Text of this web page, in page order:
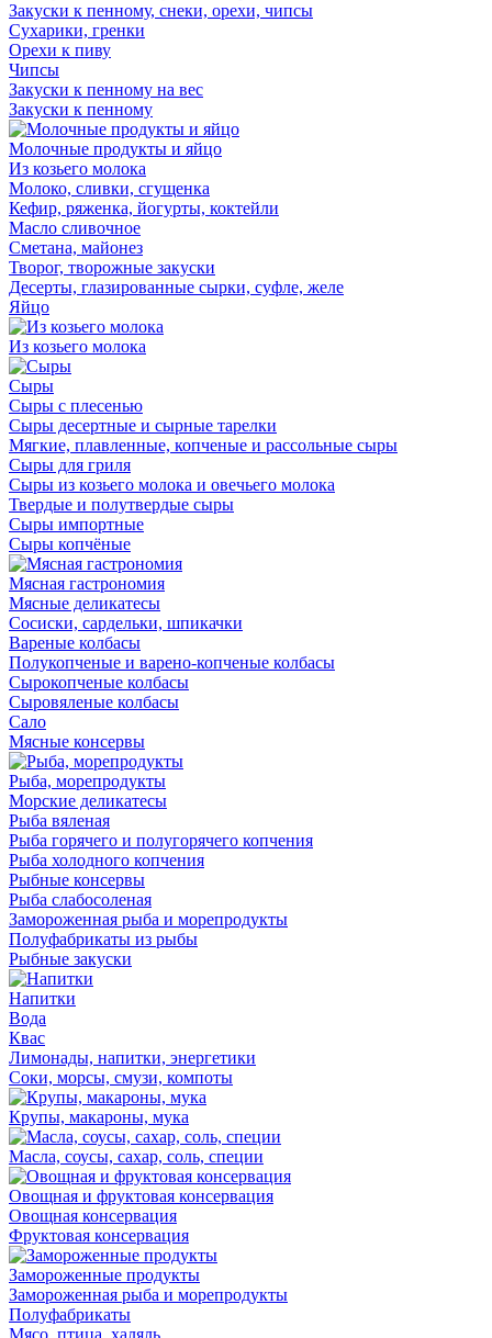
Закуски к пенному, снеки, орехи, чипсы
Сухарики, гренки
Орехи к пиву
Чипсы
Закуски к пенному на вес
Закуски к пенному
Молочные продукты и яйцо
Из козьего молока
Молоко, сливки, сгущенка
Кефир, ряженка, йогурты, коктейли
Масло сливочное
Сметана, майонез
Творог, творожные закуски
Десерты, глазированные сырки, суфле, желе
Яйцо
Из козьего молока
Сыры
Сыры с плесенью
Сыры десертные и сырные тарелки
Мягкие, плавленные, копченые и рассольные сыры
Сыры для гриля
Сыры из козьего молока и овечьего молока
Твердые и полутвердые сыры
Сыры импортные
Сыры копчёные
Мясная гастрономия
Мясные деликатесы
Сосиски, сардельки, шпикачки
Вареные колбасы
Полукопченые и варено-копченые колбасы
Сырокопченые колбасы
Сыровяленые колбасы
Сало
Мясные консервы
Рыба, морепродукты
Морские деликатесы
Рыба вяленая
Рыба горячего и полугорячего копчения
Рыба холодного копчения
Рыбные консервы
Рыба слабосоленая
Замороженная рыба и морепродукты
Полуфабрикаты из рыбы
Рыбные закуски
Напитки
Вода
Квас
Лимонады, напитки, энергетики
Соки, морсы, смузи, компоты
Крупы, макароны, мука
Масла, соусы, сахар, соль, специи
Овощная и фруктовая консервация
Овощная консервация
Фруктовая консервация
Замороженные продукты
Замороженная рыба и морепродукты
Полуфабрикаты
Мясо, птица, халяль